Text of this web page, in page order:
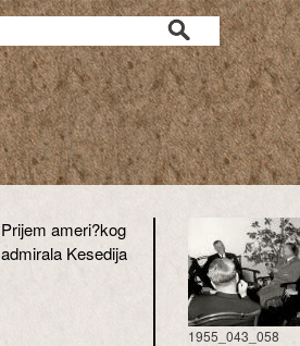
Prijem ameri?kog
admirala Kesedija
1955_043_058